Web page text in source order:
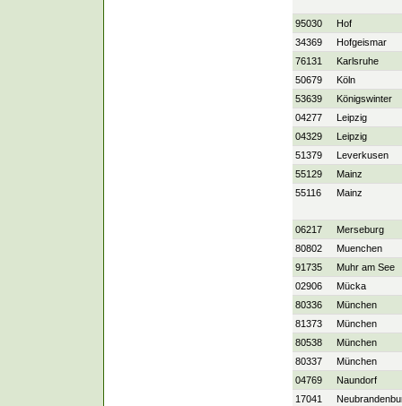
95030
Hof
34369
Hofgeismar
76131
Karlsruhe
50679
Köln
53639
Königswinter
04277
Leipzig
04329
Leipzig
51379
Leverkusen
55129
Mainz
55116
Mainz
06217
Merseburg
80802
Muenchen
91735
Muhr am See
02906
Mücka
80336
München
81373
München
80538
München
80337
München
04769
Naundorf
17041